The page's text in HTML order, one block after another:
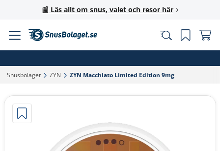
📰 Läs allt om snus, valet och resor här
Snusbolaget‎ ZYN‎ ZYN Macchiato Limited Edition 9mg‎